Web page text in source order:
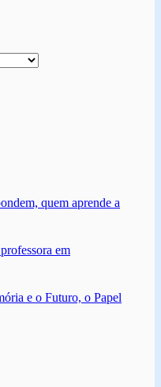
quem aprende a
em
e o Futuro, o Papel